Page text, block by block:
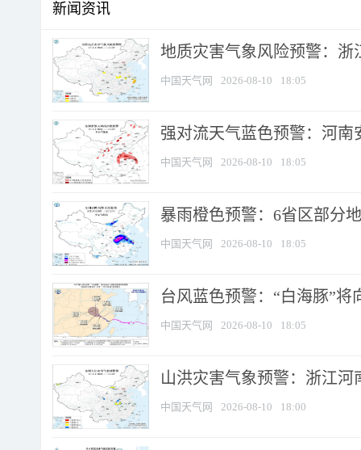
新闻资讯
地质灾害气象风险预警：浙
中国天气网 2026-08-10 18:05
强对流天气蓝色预警：河南
中国天气网 2026-08-10 18:05
暴雨橙色预警：6省区部分
中国天气网 2026-08-10 18:05
台风蓝色预警：“白海豚”
中国天气网 2026-08-10 18:05
山洪灾害气象预警：浙江
中国天气网 2026-08-10 18:00